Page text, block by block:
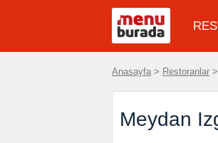
Anasayfa > Restoranlar >
Meydan